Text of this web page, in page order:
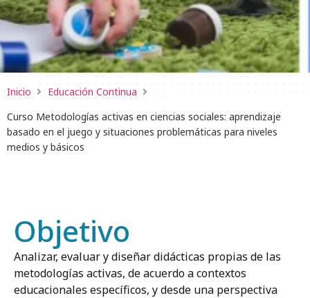
Inicio
Educación Continua
Curso Metodologías activas en ciencias sociales: aprendizaje
basado en el juego y situaciones problemáticas para niveles
medios y básicos
Objetivo
Analizar, evaluar y diseñar didácticas propias de las
metodologías activas, de acuerdo a contextos
educacionales específicos, y desde una perspectiva